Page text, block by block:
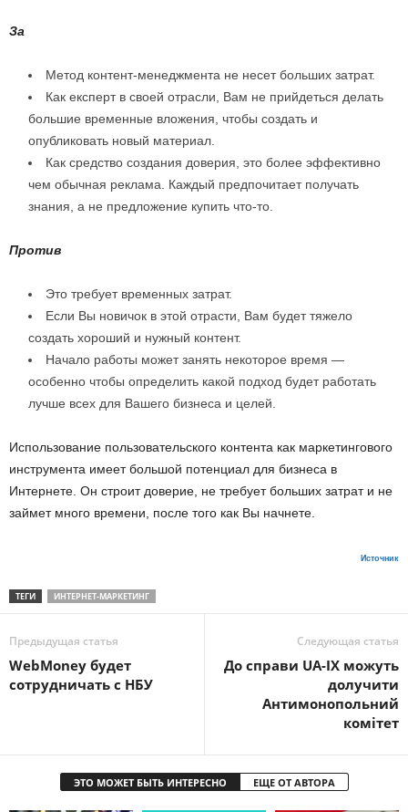
За
Метод контент-менеджмента не несет больших затрат.
Как експерт в своей отрасли, Вам не прийдеться делать
большие временные вложения, чтобы создать и
опубликовать новый материал.
Как средство создания доверия, это более эффективно
чем обычная реклама. Каждый предпочитает получать
знания, а не предложение купить что-то.
Против
Это требует временных затрат.
Если Вы новичок в этой отрасти, Вам будет тяжело
создать хороший и нужный контент.
Начало работы может занять некоторое время —
особенно чтобы определить какой подход будет работать
лучше всех для Вашего бизнеса и целей.
Использование пользовательского контента как маркетингового
инструмента имеет большой потенциал для бизнеса в
Интернете. Он строит доверие, не требует больших затрат и не
займет много времени, после того как Вы начнете.
Источник
ТЕГИ ИНТЕРНЕТ-МАРКЕТИНГ
Предыдущая статья
WebMoney будет
сотрудничать с НБУ
Следующая статья
До справи UA-IX можуть
долучити
Антимонопольний
комітет
ЭТО МОЖЕТ БЫТЬ ИНТЕРЕСНО ЕЩЕ ОТ АВТОРА